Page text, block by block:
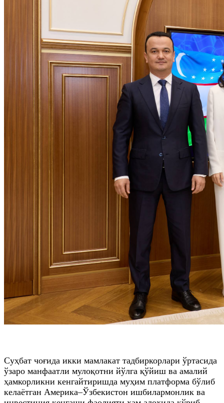
Суҳбат чоғида икки мамлакат тадбиркорлари ўртасида
ўзаро манфаатли мулоқотни йўлга қўйиш ва амалий
ҳамкорликни кенгайтиришда муҳим платформа бўлиб
келаётган Америка–Ўзбекистон ишбилармонлик ва